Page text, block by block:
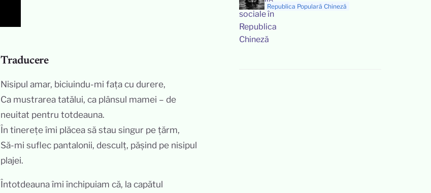
Traducere
Nisipul amar, biciuindu-mi fața cu durere,
Ca mustrarea tatălui, ca plânsul mamei – de
neuitat pentru totdeauna.
În tinerețe îmi plăcea să stau singur pe țărm,
Să-mi suflec pantalonii, desculț, pășind pe nisipul
plajei.
Întotdeauna îmi închipuiam că, la capătul
Republica Populară Chineză